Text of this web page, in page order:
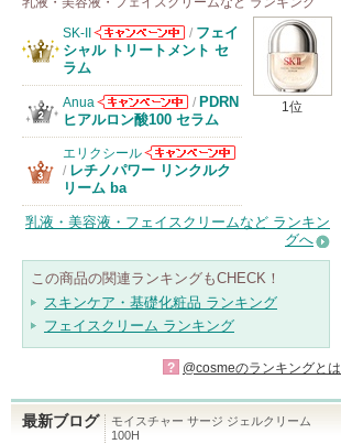
1位
SK-II
SK-IIからのお
/ フェイ
シャル トリートメント セ
ラム
Anua
Anuaからのお
知らせがありま
す
/ PDRN
ヒアルロン酸100 セラム
エリクシール
エリクシールか
/ レチノパワー リンクルク
リーム ba
乳液・美容液・フェイスクリームなど ランキン
グへ
この商品の関連ランキングもCHECK！
スキンケア・基礎化粧品 ランキング
フェイスクリーム ランキング
? @cosmeのランキングとは
最新ブログ
モイスチャー サージ ジェルクリーム
100H